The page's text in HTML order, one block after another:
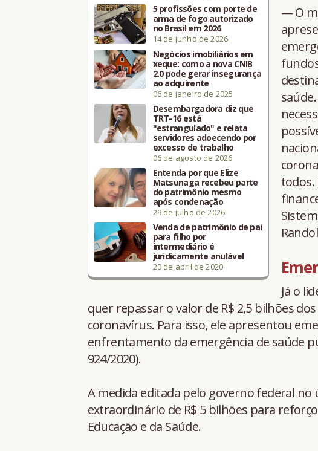
5 profissões com porte de
arma de fogo autorizado
no Brasil em 2026
14 de junho de 2026
Negócios imobiliários em
xeque: como a nova CNIB
2.0 pode gerar insegurança
ao adquirente
06 de janeiro de 2025
Desembargadora diz que
TRT-16 está
"estrangulado" e relata
servidores adoecendo por
excesso de trabalho
06 de agosto de 2026
Entenda por que Elize
Matsunaga recebeu parte
do patrimônio mesmo
após condenação
29 de julho de 2026
Venda de patrimônio de pai
para filho por
intermediário é
juridicamente anulável
20 de abril de 2020
— O
todos.
Já o
quer repassar o valor de R$ 2,5 bilhões
coronavírus. Para isso, ele apresentou
enfrentamento da emergência de saúde
924/2020).
A medida editada pelo governo federal
extraordinário de R$ 5 bilhões para
Educação e da Saúde.